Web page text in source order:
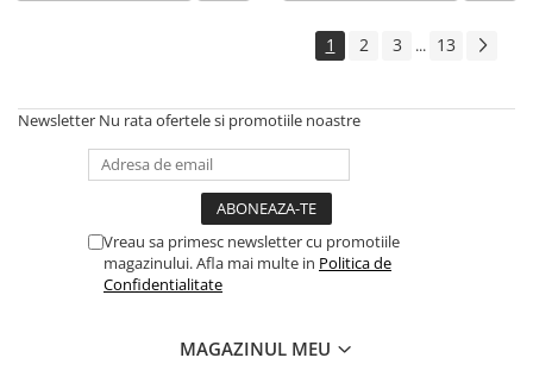
1 2 3 ... 13
Newsletter Nu rata ofertele si promotiile noastre
Vreau sa primesc newsletter cu promotiile
magazinului. Afla mai multe in Politica de
Confidentialitate
MAGAZINUL MEU